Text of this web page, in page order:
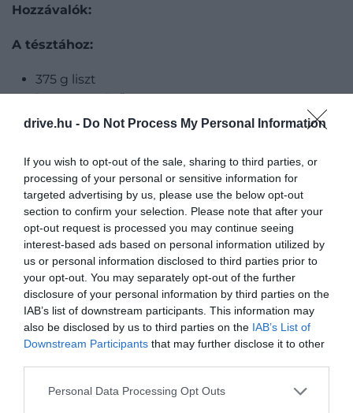
drive.hu - Do Not Process My Personal Information
If you wish to opt-out of the sale, sharing to third parties, or
processing of your personal or sensitive information for
targeted advertising by us, please use the below opt-out
section to confirm your selection. Please note that after your
opt-out request is processed you may continue seeing
interest-based ads based on personal information utilized by
us or personal information disclosed to third parties prior to
your opt-out. You may separately opt-out of the further
disclosure of your personal information by third parties on the
IAB’s list of downstream participants. This information may
also be disclosed by us to third parties on the IAB’s List of
Downstream Participants that may further disclose it to other
Please note that this website/app uses one or more Google
Personal Data Processing Opt Outs
Hozzávalók:
A tésztához:
375 g liszt
1 csomag sütőpor
1,5 dl tejszín
180 g hideg van
50 g cukor
2 tojás
1 csipet só
Az eperhez:
1 kg eper
0,5 ek vaníliakivonat
100 g cukor
4 dl habtejszín